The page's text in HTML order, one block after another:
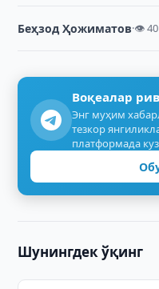
Беҳзод Ҳожиматов·👁
Воқеалар
Энг муҳим
тезкор
платформада
Шунингдек ўқинг